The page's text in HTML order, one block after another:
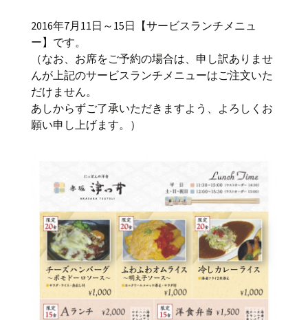
2016年7月11日～15日【サービスランチメニュ
ー】です。
（なお、お席をご予約の場合は、申し訳ありませ
んが上記のサービスランチメニューはご注文いた
だけません。
あしからずご了承いただきますよう、よろしくお
願い申し上げます。）